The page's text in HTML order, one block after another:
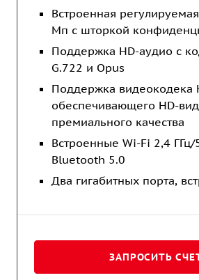
Встроенная
Мп с шторкой
Поддержка HD-аудио с
G.722 и Opus
Поддержка видеокодека
обеспечивающего HD-
премиального качества
Встроенные Wi-Fi 2,4 ГГц/
Bluetooth 5.0
Два гигабитных порта,
ЗАПРОСИТЬ